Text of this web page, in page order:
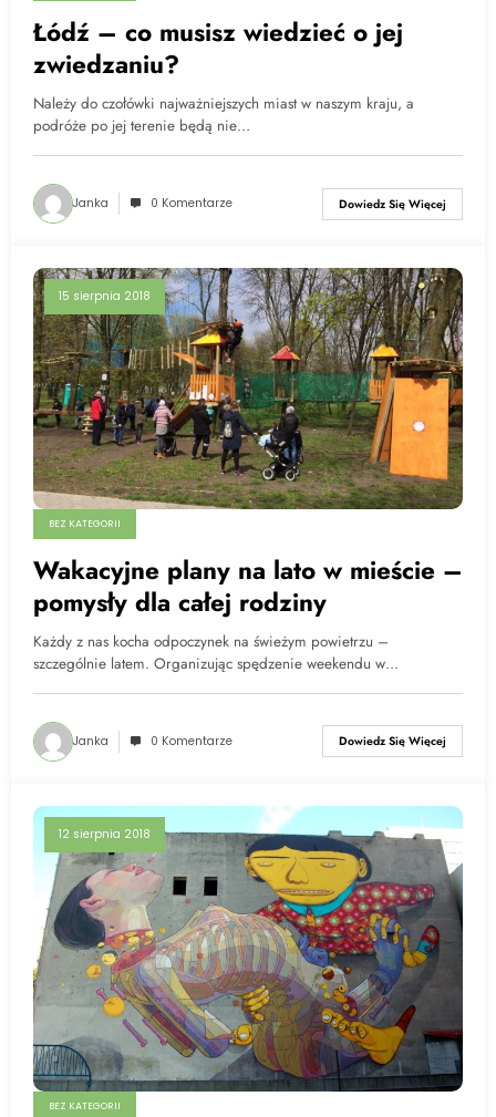
Łódź – co musisz wiedzieć o jej
zwiedzaniu?
Należy do czołówki najważniejszych miast w naszym kraju, a
podróże po jej terenie będą nie…
Janka 0 Komentarze Dowiedz Się Więcej
15 sierpnia 2018
BEZ KATEGORII
Wakacyjne plany na lato w mieście –
pomysły dla całej rodziny
Każdy z nas kocha odpoczynek na świeżym powietrzu –
szczególnie latem. Organizując spędzenie weekendu w…
Janka 0 Komentarze Dowiedz Się Więcej
12 sierpnia 2018
BEZ KATEGORII